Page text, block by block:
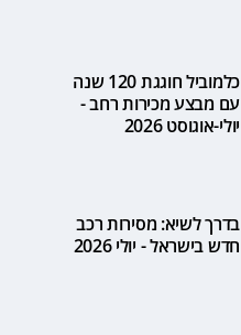
כלמוביל חוגגת 120 שנה
עם מבצע מכירות רחב -
יולי-אוגוסט 2026
בדרך לשיא: מסירות רכב
חדש בישראל - יולי 2026